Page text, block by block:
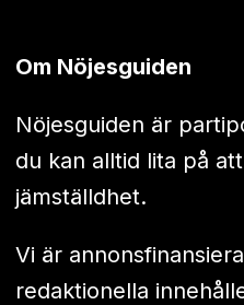
Om Nöjesguiden
Nöjesguiden är
du kan alltid lita på
jämställdhet.
Vi är
redaktionella